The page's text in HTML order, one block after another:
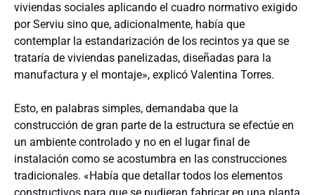
viviendas sociales aplicando el cuadro normativo exigido
por Serviu sino que, adicionalmente, había que
contemplar la estandarización de los recintos ya que se
trataría de viviendas panelizadas, diseñadas para la
manufactura y el montaje», explicó Valentina Torres.
Esto, en palabras simples, demandaba que la
construcción de gran parte de la estructura se efectúe en
un ambiente controlado y no en el lugar final de
instalación como se acostumbra en las construcciones
tradicionales. «Había que detallar todos los elementos